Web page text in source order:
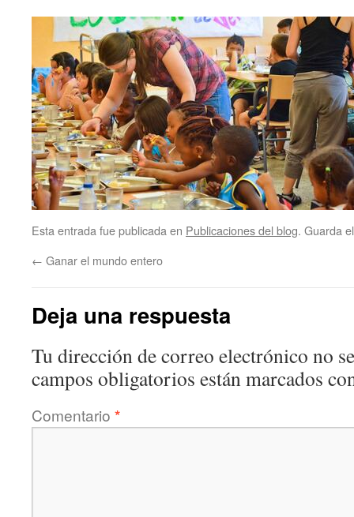
Esta entrada fue publicada en Publicaciones del blog. Guarda
← Ganar el mundo entero
Deja una respuesta
Tu dirección de correo electrónico no
campos obligatorios están marcados
Comentario *